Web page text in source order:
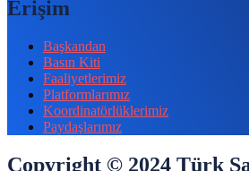
Erişim
Başkandan
Basın Kiti
Faaliyetlerimiz
Platformlarımız
Koordinatörlüklerimiz
Paydaşlarımız
Copyright © 2024 Türk